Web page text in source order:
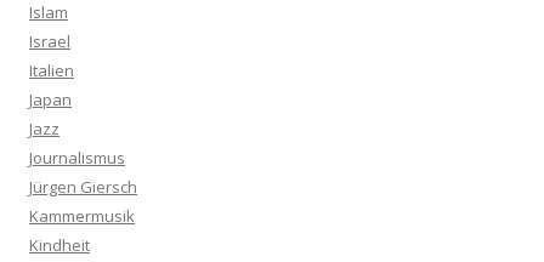
Islam
Israel
Italien
Japan
Jazz
Journalismus
Jürgen Giersch
Kammermusik
Kindheit